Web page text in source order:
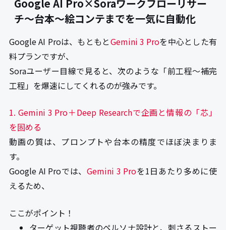
Google AI Pro×Soraワークフローリサー
チ〜台本〜絵コンテまでを一気に自動化
Google AI Proは、もともとGemini 3 Proを中心とした有
料プランですが、
Soraユーザー目線で見ると、次のような「前工程〜補完
工程」を爆速にしてくれるのが強みです。
1. Gemini 3 Pro＋Deep Researchで企画と情報の「芯」
を固める
動画の質は、プロンプトや台本の精度でほぼ決まりま
す。
Google AI Proでは、 Gemini 3 Proを1日あたり多めに使
えるため、
ここがポイント！
ターゲット視聴者のペルソナ設計と、刺さるストー